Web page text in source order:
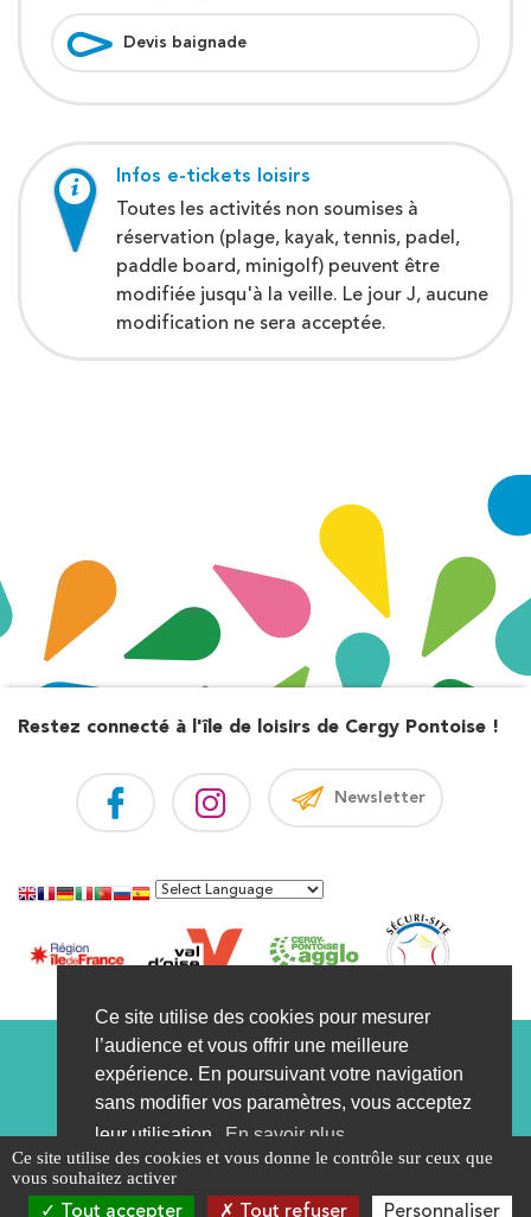
Ce site utilise des cookies pour mesurer
l’audience et vous offrir une meilleure
expérience. En poursuivant votre navigation
sans modifier vos paramètres, vous acceptez
leur utilisation.
En savoir plus
J'accepte
Devis baignade
Infos e-tickets loisirs
Toutes les activités non soumises à
réservation (plage, kayak, tennis, padel,
paddle board, minigolf) peuvent être
modifiée jusqu'à la veille. Le jour J, aucune
modification ne sera acceptée.
Restez connecté à l'île de loisirs de Cergy Pontoise !
Newsletter
Visite virtuelle Contact Marché public
Recrutement Infos légales Plan FAQ
Devis Actualités Comité syndical
Leaflet| Tiles courtesy of
contributors
Ce site utilise des cookies et vous donne le contrôle sur ceux que
vous souhaitez activer
Tout accepter Tout refuser Personnaliser